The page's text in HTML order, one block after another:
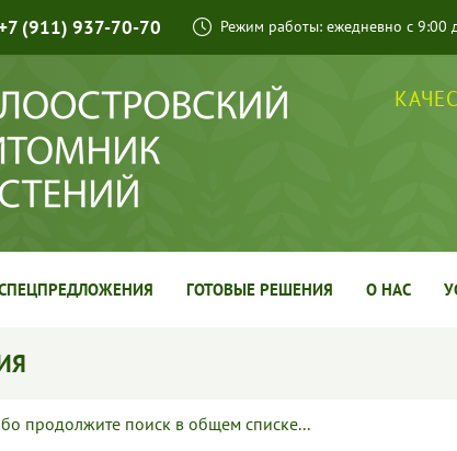
(911) 937-70-70 Режим работы: ежедневно с 9:00
ГОТОВЫЕ РЕШЕНИЯ О НАС
продолжите поиск в общем списке...